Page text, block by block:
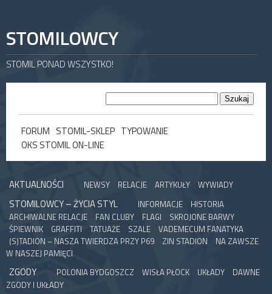
STOMILOWCY
STOMIL PONAD WSZYSTKO!
FORUM STOMIL-SKLEP TYPOWANIE
OKS STOMIL ON-LINE
AKTUALNOŚCI NEWSY RELACJE ARTYKUŁY WYWIADY
STOMILOWCY – ŻYCIA STYL INFORMACJE
HISTORIA
ARCHIWALNE RELACJE
FAN CLUBY FLAGI
SKROJONE BARWY
ŚPIEWNIK
GRAFFITI TATUAŻE SZALE
VADEMECUM FANATYKA
(S)TADION – NASZA TWIERDZA PRZY P69
ZIN STADION
NA ZAWSZE
W NASZEJ PAMIĘCI
ZGODY POLONIA BYDGOSZCZ WISŁA PŁOCK UKŁADY
DAWNE
ZGODY I UKŁADY